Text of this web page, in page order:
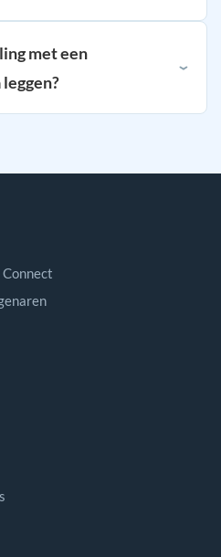
met een